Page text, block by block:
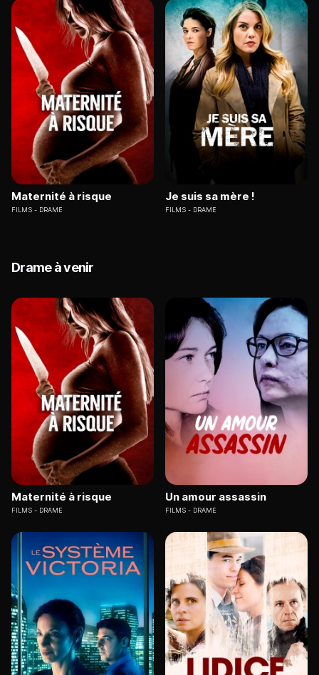
Maternité à risque
FILMS DRAME
Je suis sa mère !
FILMS DRAME
Drame à venir
Maternité à risque
FILMS DRAME
Un amour assassin
FILMS DRAME